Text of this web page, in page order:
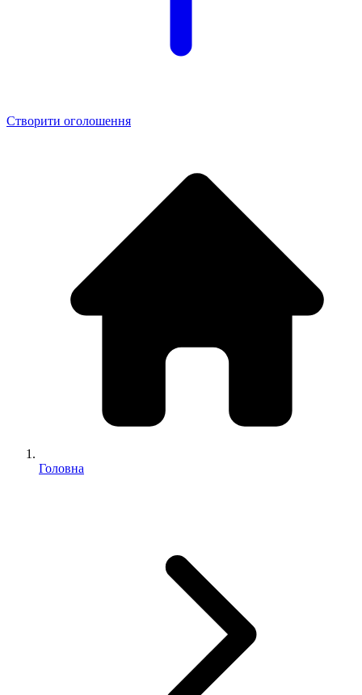
Створити оголошення
Головна